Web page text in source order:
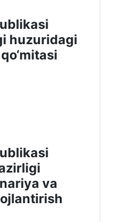
huzuridagi
va